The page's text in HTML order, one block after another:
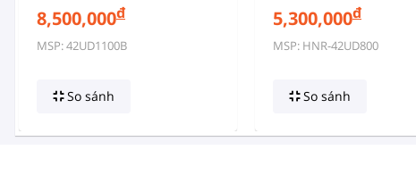
8,500,000đ
MSP: 42UD1100B
So sánh
5,300,000đ
MSP: HNR-42UD800
So sánh